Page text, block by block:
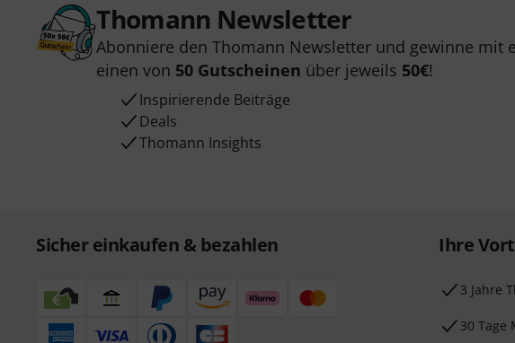
Thomann Newsletter
Abonniere den Thomann Newsletter und gewinne mit
einen von 50 Gutscheinen über jeweils 50€!
Inspirierende Beiträge
Deals
Thomann Insights
Sicher einkaufen & bezahlen Ihre
3 Jahre
30 Tage